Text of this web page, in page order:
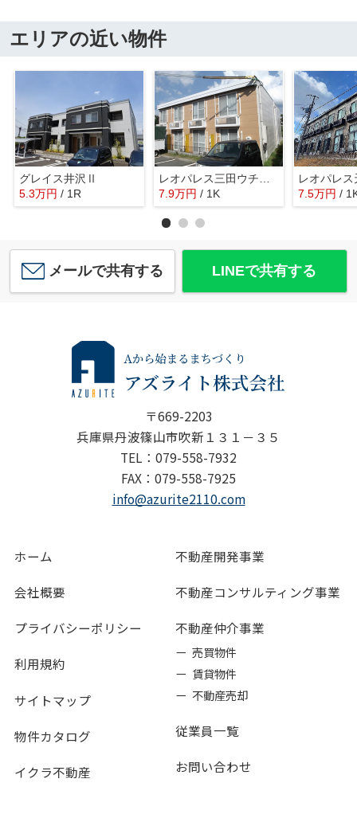
エリアの近い物件
グレイス井沢Ⅱ
5.3万円 / 1R
レオパレス三田ウチダ２号館
7.9万円 / 1K
レオパレス
7.5万円 /
メールで共有する LINEで共有する
〒669-2203
兵庫県丹波篠山市吹新１３１－３５
TEL：079-558-7932
FAX：079-558-7925
info@azurite2110.com
ホーム
会社概要
プライバシーポリシー
利用規約
サイトマップ
物件カタログ
イクラ不動産
不動産開発事業
不動産コンサルティング事業
不動産仲介事業
ー 売買物件
ー 賃貸物件
ー 不動産売却
従業員一覧
お問い合わせ